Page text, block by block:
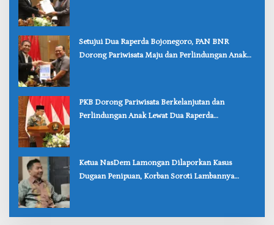
‎Setujui Dua Raperda Bojonegoro, PAN BNR
Dorong Pariwisata Maju dan Perlindungan Anak
‎PKB Dorong Pariwisata Berkelanjutan dan
Perlindungan Anak Lewat Dua Raperda
‎Ketua NasDem Lamongan Dilaporkan Kasus
Dugaan Penipuan, Korban Soroti Lambannya